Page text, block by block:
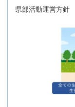
県部活動運営方針